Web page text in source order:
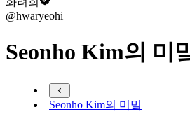
@hwaryeohi
Seonho Kim의 미
Seonho Kim의 미밐